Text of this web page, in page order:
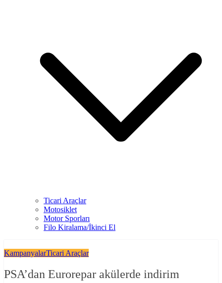
Ticari Araçlar
Motosiklet
Motor Sporları
Filo Kiralama/İkinci El
KampanyalarTicari Araçlar
PSA’dan Eurorepar akülerde indirim